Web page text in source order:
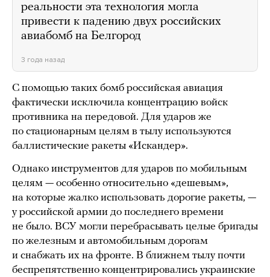
реальности эта технология могла
привести к падению двух российских
авиабомб на Белгород
3 года назад
С помощью таких бомб российская авиация
фактически исключила концентрацию войск
противника на передовой. Для ударов же
по стационарным целям в тылу используются
баллистические ракеты «Искандер».
Однако инструментов для ударов по мобильным
целям — особенно относительно «дешевым»,
на которые жалко использовать дорогие ракеты, —
у российской армии до последнего времени
не было. ВСУ могли перебрасывать целые бригады
по железным и автомобильным дорогам
и снабжать их на фронте. В ближнем тылу почти
беспрепятственно концентрировались украинские